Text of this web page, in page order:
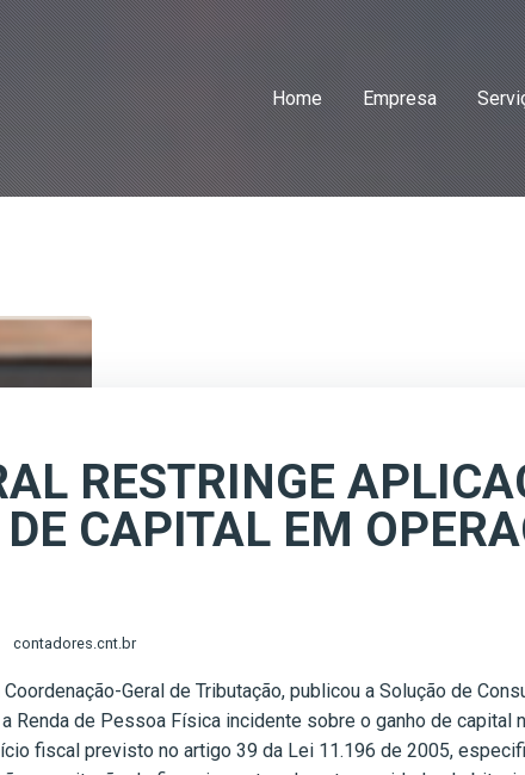
Home Empresa
RESTRINGE
CAPITAL EM
contadores.cnt.br
Geral de Tributação, publicou a Solução de
Renda de Pessoa Física incidente sobre o ganho de capital
fiscal previsto no artigo 39 da Lei 11.196 de 2005,